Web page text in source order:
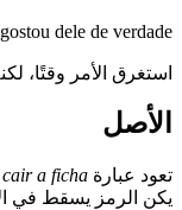
dele de verdade.
استغرق الأمر وقتًا،
الأصل
تعود عبارة cair a ficha
يكن الرمز يسقط في